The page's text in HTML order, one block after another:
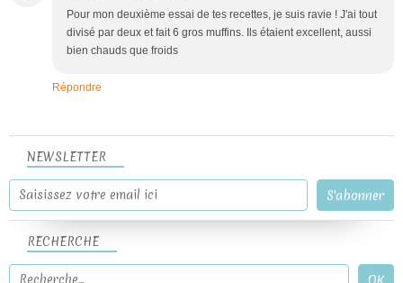
Pour mon deuxième essai de tes recettes, je suis ravie ! J'ai tout
divisé par deux et fait 6 gros muffins. Ils étaient excellent, aussi
bien chauds que froids
Répondre
NEWSLETTER
RECHERCHE